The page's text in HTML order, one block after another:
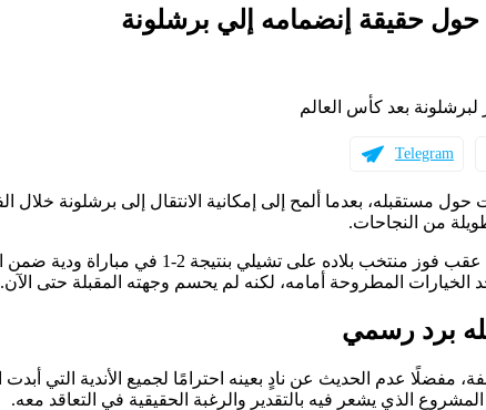
حقيقة إنضمامه إلي برشلونة
Telegram
حول مستقبله، بعدما ألمح إلى إمكانية الانتقال إلى برشلونة خلال
من النجاحات.
وجاءت تصريحات لاعب الوسط البرتغالي عقب فوز منتخب
برد رسمي
عدم الحديث عن نادٍ بعينه احترامًا لجميع الأندية التي أبدت
الذي يشعر فيه بالتقدير والرغبة الحقيقية في التعاقد معه.